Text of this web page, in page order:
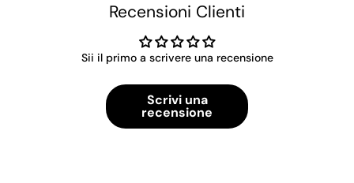
Recensioni Clienti
Sii il primo a scrivere una recensione
Scrivi una
recensione